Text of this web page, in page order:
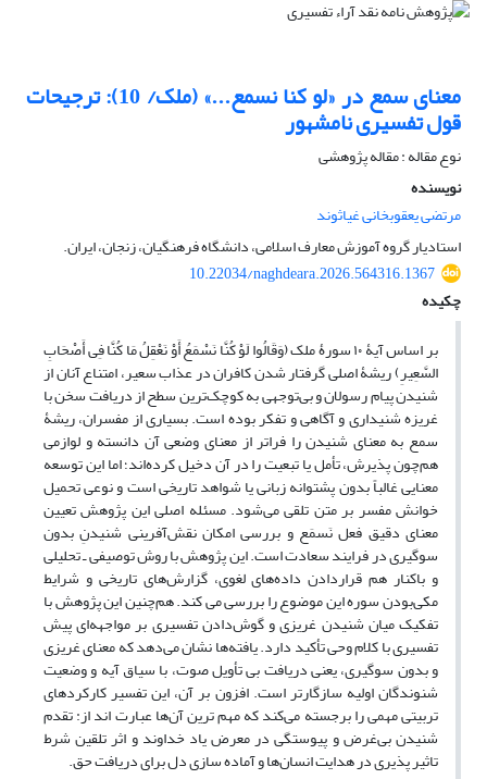
معنای سمع در «لو کنا نسمع...» (ملک/ 10): ترجیحات
قول تفسیری نامشهور
نوع مقاله : مقاله پژوهشی
نویسنده
مرتضی یعقوبخانی غیاثوند
استادیار گروه آموزش معارف اسلامی، دانشگاه فرهنگیان، زنجان، ایران.
10.22034/naghdeara.2026.564316.1367
چکیده
بر اساس آیۀ ۱۰ سورۀ ملک (وَقَالُوا لَوْ کُنَّا نَسْمَعُ أَوْ نَعْقِلُ مَا کُنَّا فِی أَصْحَابِ
السَّعِیرِ) ریشۀ اصلی گرفتار شدن کافران در عذاب سعیر، امتناع آنان از
شنیدن پیام رسولان و بی‌توجهی به کوچک‌ترین سطح از دریافت سخن با
غریزه شنیداری و آگاهی و تفکر بوده است. بسیاری از مفسران، ریشۀ
سمع به معنای شنیدن را فراتر از معنای وضعی آن دانسته و لوازمی
هم‌چون پذیرش، تأمل یا تبعیت را در آن دخیل کرده‌اند؛ اما این توسعه
معنایی غالباً بدون پشتوانه زبانی یا شواهد تاریخی است و نوعی تحمیل
خوانش مفسر بر متن تلقی می‌شود. مسئله اصلی این پژوهش تعیین
معنای دقیق فعل نَسمَع و بررسی امکان نقش‌آفرینی شنیدنِ بدون
سوگیری در فرایند سعادت است. این پژوهش با روش توصیفی ـ تحلیلی
و باکنار هم قراردادن داده‌های لغوی، گزارش‌های تاریخی و شرایط
مکی‌بودن سوره این موضوع را بررسی می کند. هم‌چنین این پژوهش با
تفکیک میان شنیدن غریزی و گوش‌دادن تفسیری بر مواجهه‌ای پیش
تفسیری با کلام وحی تأکید دارد. یافته‌ها نشان می‌دهد که معنای غریزی
و بدون سوگیری، یعنی دریافت بی تأویل صوت، با سیاق آیه و وضعیت
شنوندگان اولیه سازگارتر است. افزون بر آن، این تفسیر کارکرد‌های
تربیتی مهمی را برجسته می‌کند که مهم ترین آن‌ها عبارت اند از: تقدم
شنیدن بی‌غرض و پیوستگی در معرض یاد خداوند و اثر تلقین شرط
تاثیر پذیری در هدایت انسان‌ها و آماده سازی دل برای دریافت حق.